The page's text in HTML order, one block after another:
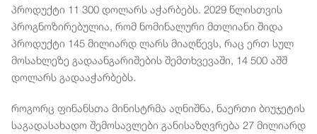
პროდუქტი 11 300 დოლარს აჭარბებს. 2029 წლისთვის
პროგნოზირებულია, რომ ნომინალური მთლიანი შიდა
პროდუქტი 145 მილიარდ ლარს მიაღწევს, რაც ერთ სულ
მოსახლეზე გადაანგარიშების შემთხვევაში, 14 500 აშშ
დოლარს გადააჭარბებს.
როგორც ფინანსთა მინისტრმა აღნიშნა, ნაერთი ბიუჯეტის
საგადასახადო შემოსავლები განისაზღვრება 27 მილიარდ